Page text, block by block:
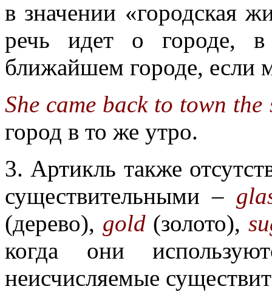
в значении «городская
речь идет о городе,
ближайшем городе, если
She came back to town
город в то же утро.
3. Артикль также
существительными –
(дерево), gold(золото),
когда они
неисчисляемые